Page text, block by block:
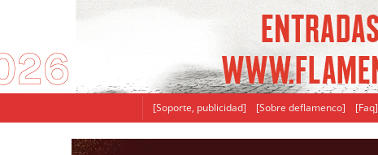
[Soporte, publicidad] [Sobre deflamenco] [Faq]